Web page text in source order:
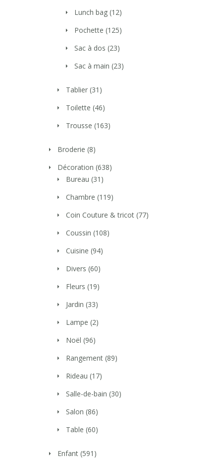
Lunch bag (12)
Pochette (125)
Sac à dos (23)
Sac à main (23)
Tablier (31)
Toilette (46)
Trousse (163)
Broderie (8)
Décoration (638)
Bureau (31)
Chambre (119)
Coin Couture & tricot (77)
Coussin (108)
Cuisine (94)
Divers (60)
Fleurs (19)
Jardin (33)
Lampe (2)
Noël (96)
Rangement (89)
Rideau (17)
Salle-de-bain (30)
Salon (86)
Table (60)
Enfant (591)